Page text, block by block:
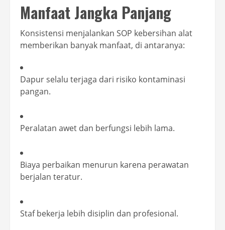
Manfaat Jangka Panjang
Konsistensi menjalankan SOP kebersihan alat
memberikan banyak manfaat, di antaranya:
Dapur selalu terjaga dari risiko kontaminasi
pangan.
Peralatan awet dan berfungsi lebih lama.
Biaya perbaikan menurun karena perawatan
berjalan teratur.
Staf bekerja lebih disiplin dan profesional.